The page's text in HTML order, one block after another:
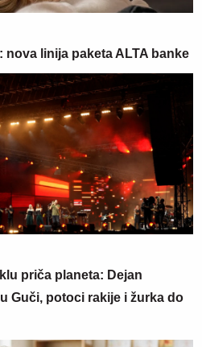
nova linija paketa ALTA banke
priča planeta: Dejan
Guči, potoci rakije i žurka do